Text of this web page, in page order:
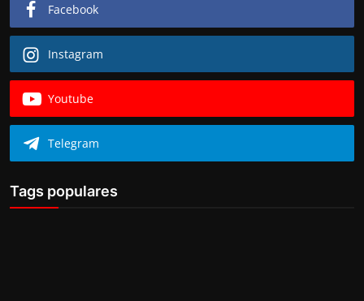
Facebook
Instagram
Youtube
Telegram
Tags populares